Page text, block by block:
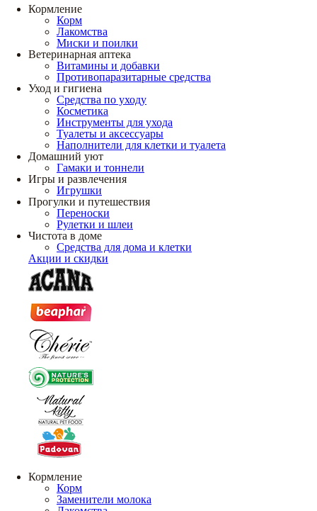
Кормление
Корм
Лакомства
Миски и поилки
Ветеринарная аптека
Витамины и добавки
Противопаразитарные средства
Уход и гигиена
Средства по уходу
Косметика
Инструменты для ухода
Туалеты и аксессуары
Наполнители для клетки и туалета
Домашний уют
Гамаки и тоннели
Игры и развлечения
Игрушки
Прогулки и путешествия
Переноски
Рулетки и шлеи
Чистота в доме
Средства для дома и клетки
Акции и скидки
Кормление
Корм
Заменители молока